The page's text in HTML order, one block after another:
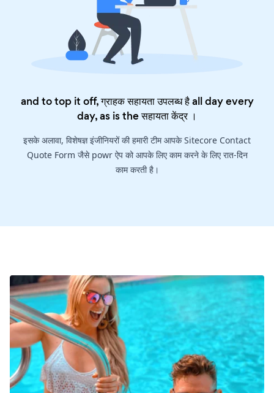
and to top it off, ग्राहक सहायता उपलब्ध है all day every
day, as is theसहायता केंद्र।
इसके अलावा, विशेषज्ञ इंजीनियरों की हमारी टीम आपके Sitecore Contact
Quote Form जैसे powr ऐप को आपके लिए काम करने के लिए रात-दिन
काम करती है।